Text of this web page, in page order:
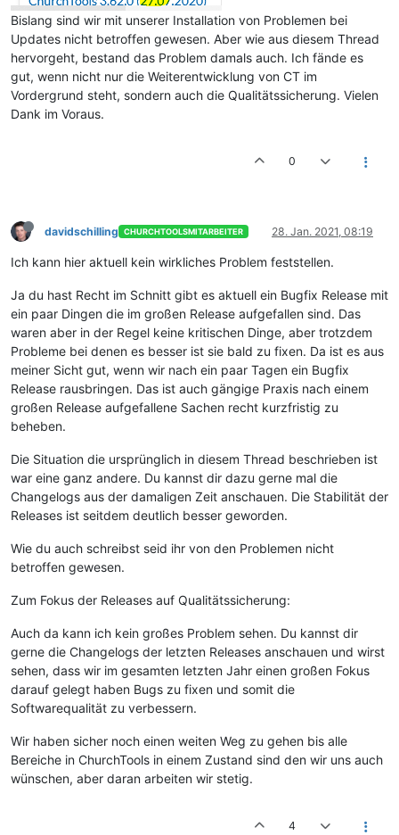
Bislang sind wir mit unserer Installation von Problemen bei
Updates nicht betroffen gewesen. Aber wie aus diesem Thread
hervorgeht, bestand das Problem damals auch. Ich fände es
gut, wenn nicht nur die Weiterentwicklung von CT im
Vordergrund steht, sondern auch die Qualitätssicherung. Vielen
Dank im Voraus.
0
davidschilling CHURCHTOOLSMITARBEITER 28. Jan. 2021, 08:19
Ich kann hier aktuell kein wirkliches Problem feststellen.
Ja du hast Recht im Schnitt gibt es aktuell ein Bugfix Release mit
ein paar Dingen die im großen Release aufgefallen sind. Das
waren aber in der Regel keine kritischen Dinge, aber trotzdem
Probleme bei denen es besser ist sie bald zu fixen. Da ist es aus
meiner Sicht gut, wenn wir nach ein paar Tagen ein Bugfix
Release rausbringen. Das ist auch gängige Praxis nach einem
großen Release aufgefallene Sachen recht kurzfristig zu
beheben.
Die Situation die ursprünglich in diesem Thread beschrieben ist
war eine ganz andere. Du kannst dir dazu gerne mal die
Changelogs aus der damaligen Zeit anschauen. Die Stabilität der
Releases ist seitdem deutlich besser geworden.
Wie du auch schreibst seid ihr von den Problemen nicht
betroffen gewesen.
Zum Fokus der Releases auf Qualitätssicherung:
Auch da kann ich kein großes Problem sehen. Du kannst dir
gerne die Changelogs der letzten Releases anschauen und wirst
sehen, dass wir im gesamten letzten Jahr einen großen Fokus
darauf gelegt haben Bugs zu fixen und somit die
Softwarequalität zu verbessern.
Wir haben sicher noch einen weiten Weg zu gehen bis alle
Bereiche in ChurchTools in einem Zustand sind den wir uns auch
wünschen, aber daran arbeiten wir stetig.
4